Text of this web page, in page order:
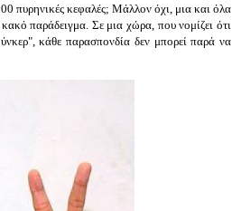
πυρηνικές κεφαλές; Μάλλον όχι, μια και όλα
παράδειγμα. Σε μια χώρα, που νομίζει ότι
κάθε παρασπονδία δεν μπορεί παρά να